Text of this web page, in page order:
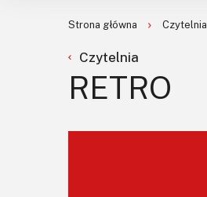
Strona główna Czytelnia
Czytelnia
RETRO